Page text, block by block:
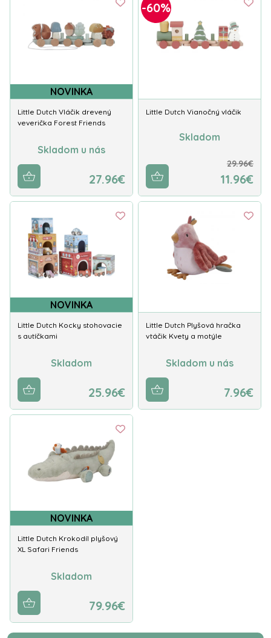
NOVINKA
Little Dutch Vláčik drevený
veverička Forest Friends
Skladom u nás
27.96€
-60%
Little Dutch Vianočný vláčik
Skladom
29.96€
11.96€
NOVINKA
Little Dutch Kocky stohovacie
s autíčkami
Skladom
25.96€
Little Dutch Plyšová hračka
vtáčik Kvety a motýle
Skladom u nás
7.96€
NOVINKA
Little Dutch Krokodíl plyšový
XL Safari Friends
Skladom
79.96€